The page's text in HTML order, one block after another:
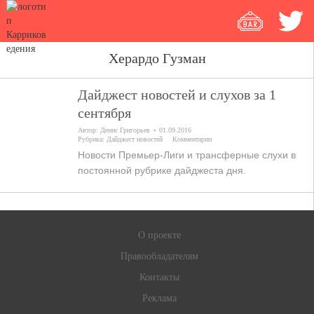
Херардо Гузман
Дайджест новостей и слухов за 1
сентября
Автор: Денис Григорьев
01.09.2016
Рубрика: Дайджест новостей Комментарии
Новости Премьер-Лиги и трансферные слухи в
постоянной рубрике дайджеста дня.
О проекте
Правообладателям
Контакты
Реклама